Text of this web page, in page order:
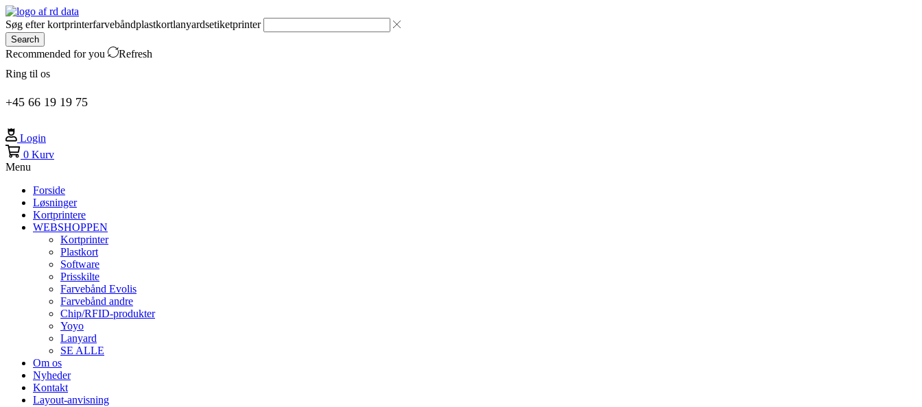
Søg efterkortprinterfarvebåndplastkortlanyardsetiketprinter
Search
Recommended for you
Refresh
Ring til os
+45 66 19 19 75
Login
0 Kurv
Menu
Forside
Løsninger
Kortprintere
WEBSHOPPEN
Kortprinter
Plastkort
Software
Prisskilte
Farvebånd Evolis
Farvebånd andre
Chip/RFID-produkter
Yoyo
Lanyard
SE ALLE
Om os
Nyheder
Kontakt
Layout-anvisning